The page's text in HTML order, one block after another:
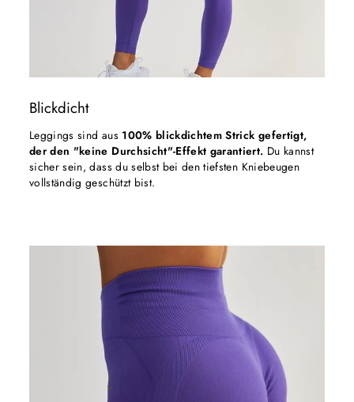
Blickdicht
Leggings sind aus 100% blickdichtem Strick gefertigt,
der den "keine Durchsicht"-Effekt garantiert. Du kannst
sicher sein, dass du selbst bei den tiefsten Kniebeugen
vollständig geschützt bist.